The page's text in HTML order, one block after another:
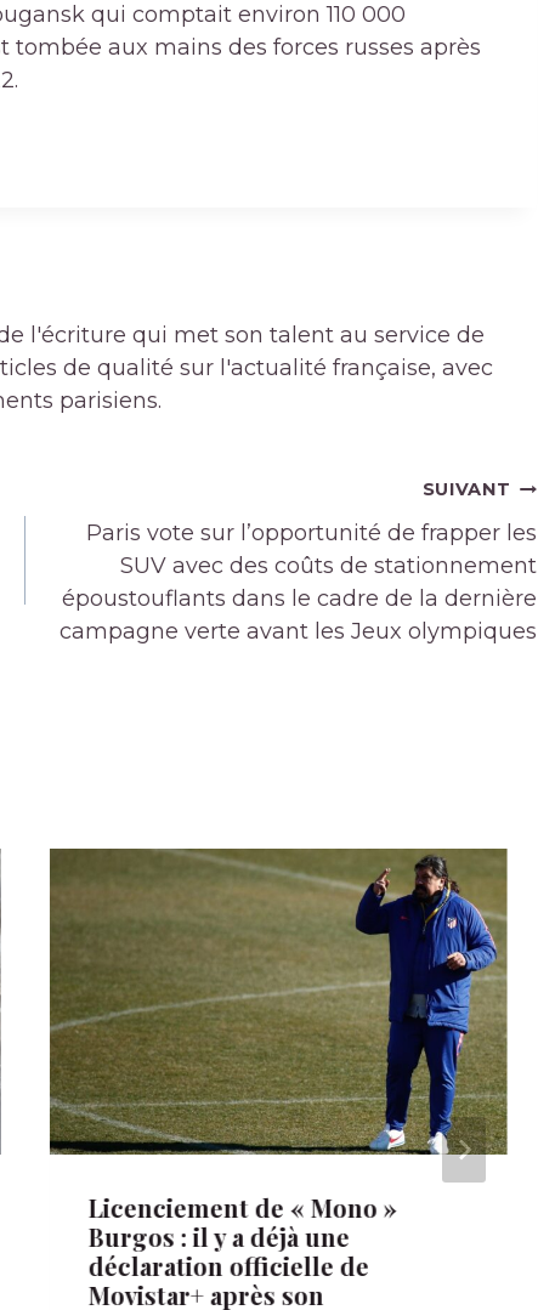
qui comptait environ 110 000
tombée aux mains des forces russes après
l'écriture qui met son talent au service de
de qualité sur l'actualité française, avec
parisiens.
SUIVANT
Paris vote sur l’opportunité de frapper les
SUV avec des coûts de stationnement
époustouflants dans le cadre de la dernière
campagne verte avant les Jeux olympiques
Licenciement de « Mono »
Burgos : il y a déjà une
déclaration officielle de
Movistar+ après son